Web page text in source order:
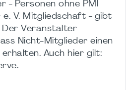
- Personen ohne PMI
V. Mitgliedschaft - gibt
Der Veranstalter
Nicht-Mitglieder einen
Auch hier gilt: